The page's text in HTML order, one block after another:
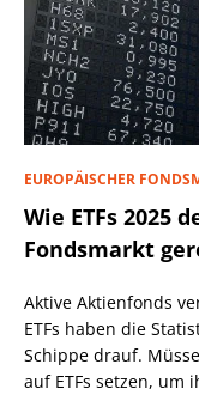
EUROPÄISCHER
Wie ETFs 2025
Fondsmarkt
Aktive Aktienfonds
ETFs haben die
Schippe drauf.
auf ETFs setzen, um